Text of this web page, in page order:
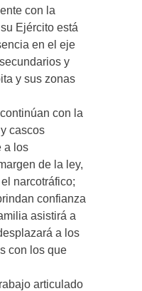
con la
Ejército está
en el eje
y
y sus zonas
con la
cascos
a los
de la ley,
narcotráfico;
confianza
asistirá a
a los
con los que
articulado